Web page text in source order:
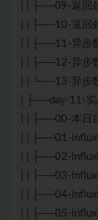
| | ├──09-返回
| | ├──10-返回
| | ├──11-异步
| | ├──12-异步
| | └──13-异步
| ├──day-11-实
| | ├──00-本日
| | ├──01-
| | ├──02-
| | ├──03-
| | ├──04-
| | ├──05-